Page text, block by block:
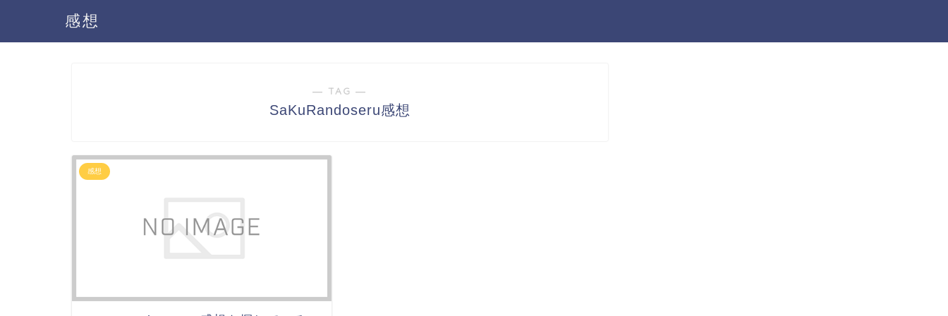
感想
― TAG ―
SaKuRandoseru感想
感想